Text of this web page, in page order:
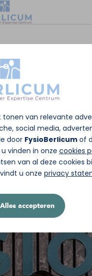
van relevante
social media,
door FysioBerlicumof
vinden in onze cookies
van al deze cookies
u onze privacy
Alles accepteren